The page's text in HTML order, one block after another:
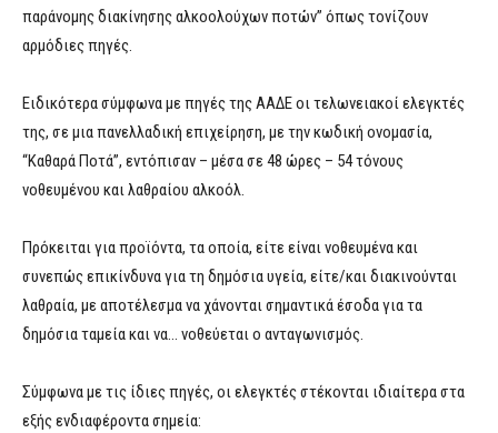
παράνομης διακίνησης αλκοολούχων ποτών” όπως τονίζουν
αρμόδιες πηγές.
Ειδικότερα σύμφωνα με πηγές της ΑΑΔΕ οι τελωνειακοί ελεγκτές
της, σε μια πανελλαδική επιχείρηση, με την κωδική ονομασία,
“Καθαρά Ποτά”, εντόπισαν – μέσα σε 48 ώρες – 54 τόνους
νοθευμένου και λαθραίου αλκοόλ.
Πρόκειται για προϊόντα, τα οποία, είτε είναι νοθευμένα και
συνεπώς επικίνδυνα για τη δημόσια υγεία, είτε/και διακινούνται
λαθραία, με αποτέλεσμα να χάνονται σημαντικά έσοδα για τα
δημόσια ταμεία και να… νοθεύεται ο ανταγωνισμός.
Σύμφωνα με τις ίδιες πηγές, οι ελεγκτές στέκονται ιδιαίτερα στα
εξής ενδιαφέροντα σημεία: